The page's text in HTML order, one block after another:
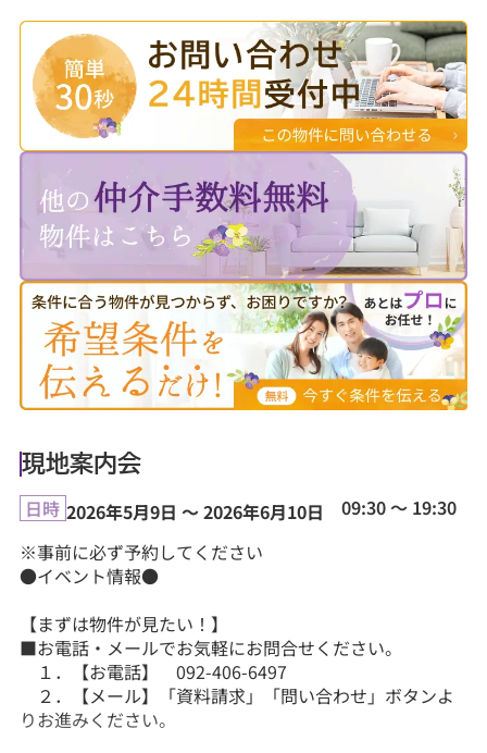
現地案内会
日時 2026年5月9日 ～ 2026年6月10日 09:30 ～ 19:30
※事前に必ず予約してください
●イベント情報●
【まずは物件が見たい！】
■お電話・メールでお気軽にお問合せください。
１．【お電話】 092-406-6497
２．【メール】「資料請求」「問い合わせ」ボタンよ
りお進みください。